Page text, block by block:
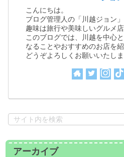
こんにちは。
ブログ管理人の「川越ジョン」
趣味は旅行や美味しいグルメ
このブログでは、川越を中心
なることやおすすめのお店を紹
どうぞよろしくお願いいたしま
アーカイブ